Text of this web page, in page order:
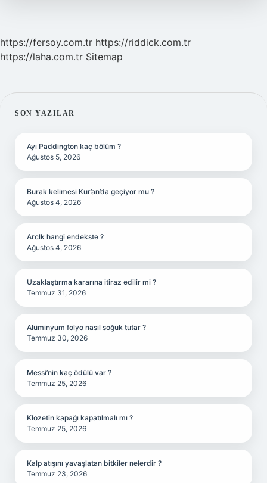
https://fersoy.com.tr https://riddick.com.tr
https://laha.com.tr Sitemap
SIDEBAR
SON YAZILAR
Ayı Paddington kaç bölüm ?
Ağustos 5, 2026
Burak kelimesi Kur’an’da geçiyor mu ?
Ağustos 4, 2026
Arclk hangi endekste ?
Ağustos 4, 2026
Uzaklaştırma kararına itiraz edilir mi ?
Temmuz 31, 2026
Alüminyum folyo nasıl soğuk tutar ?
Temmuz 30, 2026
Messi’nin kaç ödülü var ?
Temmuz 25, 2026
Klozetin kapağı kapatılmalı mı ?
Temmuz 25, 2026
Kalp atışını yavaşlatan bitkiler nelerdir ?
Temmuz 23, 2026